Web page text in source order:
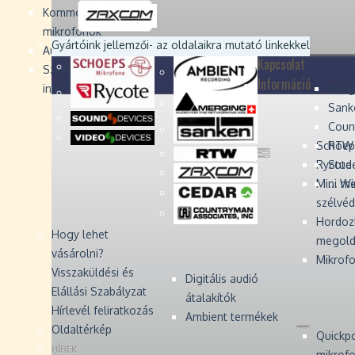
Kommentátor-
mikrofonok
Audio Monitors
Számítógépes audió
interfész
Rycote
Mini
Digitális audió
átalakítók
Ambient termékek
...
Devices
Devices
Zaxcom
Zaxcom
Gyártóink jellemzői- az oldalaikra mutató linkekkel
Kapcsolat
Információ
Hogy lehet
vásárolni?
Visszaküldési és
Elállási Szabályzat
Hírlevél feliratkozás
Oldaltérkép
HÍREK